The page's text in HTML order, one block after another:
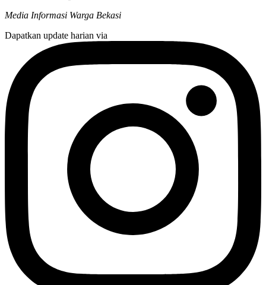
Media Informasi Warga Bekasi
Dapatkan update harian via